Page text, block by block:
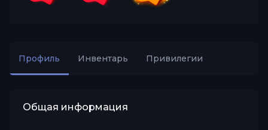
Профиль Инвентарь Привилегии
Общая информация